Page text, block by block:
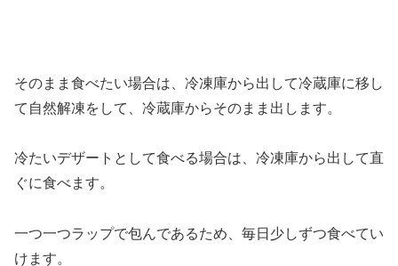
そのまま食べたい場合は、冷凍庫から出して冷蔵庫に移し
て自然解凍をして、冷蔵庫からそのまま出します。
冷たいデザートとして食べる場合は、冷凍庫から出して直
ぐに食べます。
一つ一つラップで包んであるため、毎日少しずつ食べてい
けます。